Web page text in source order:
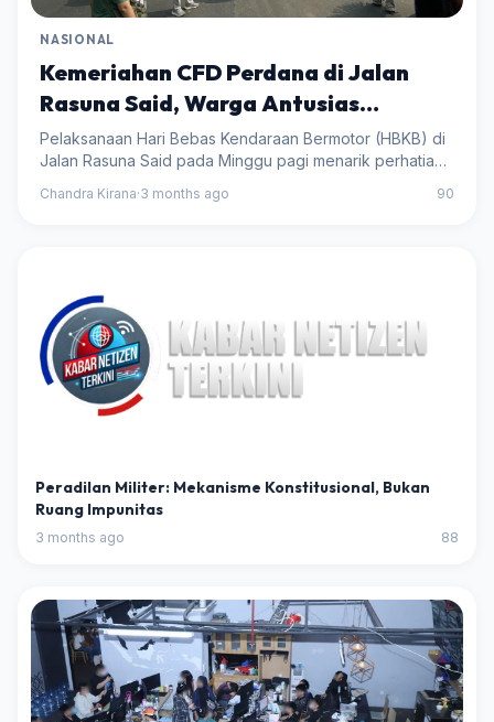
NASIONAL
Kemeriahan CFD Perdana di Jalan
Rasuna Said, Warga Antusias
Menyambutnya
Pelaksanaan Hari Bebas Kendaraan Bermotor (HBKB) di
Jalan Rasuna Said pada Minggu pagi menarik perhatian
Chandra Kirana·3 months ago 90
Peradilan Militer: Mekanisme Konstitusional, Bukan
Ruang Impunitas
3 months ago 88